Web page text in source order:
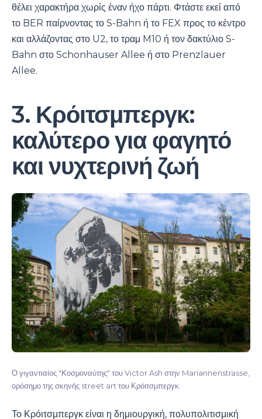
θέλει χαρακτήρα χωρίς έναν ήχο πάρτι. Φτάστε εκεί από
το BER παίρνοντας το S-Bahn ή το FEX προς το κέντρο
και αλλάζοντας στο U2, το τραμ M10 ή τον δακτύλιο S-
Bahn στο Schonhauser Allee ή στο Prenzlauer
Allee.
3. Κρόιτσμπεργκ:
καλύτερο για φαγητό
και νυχτερινή ζωή
Ο γιγαντιαίος "Κοσμοναύτης" του Victor Ash στην Mariannenstrasse,
ορόσημο της σκηνής street art του Κρόιτσμπεργκ.
Το Κρόιτσμπεργκ είναι η δημιουργική, πολυπολιτισμική